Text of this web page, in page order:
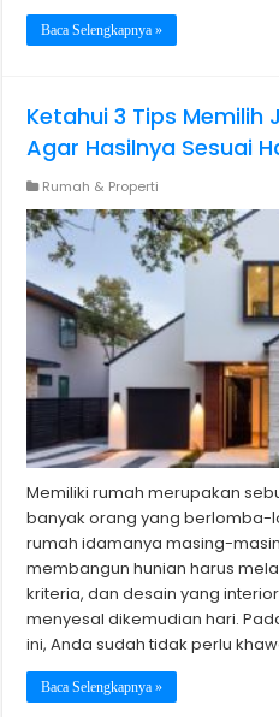
Baca Selengkapnya »
Ketahui 3 Tips Memilih
Agar Hasilnya Sesuai
Rumah & Properti
Memiliki rumah merupakan
banyak orang yang berlomba-
rumah idamanya masing-
membangun hunian harus
kriteria, dan desain yang
menyesal dikemudian hari.
ini, Anda sudah tidak perlu
Baca Selengkapnya »